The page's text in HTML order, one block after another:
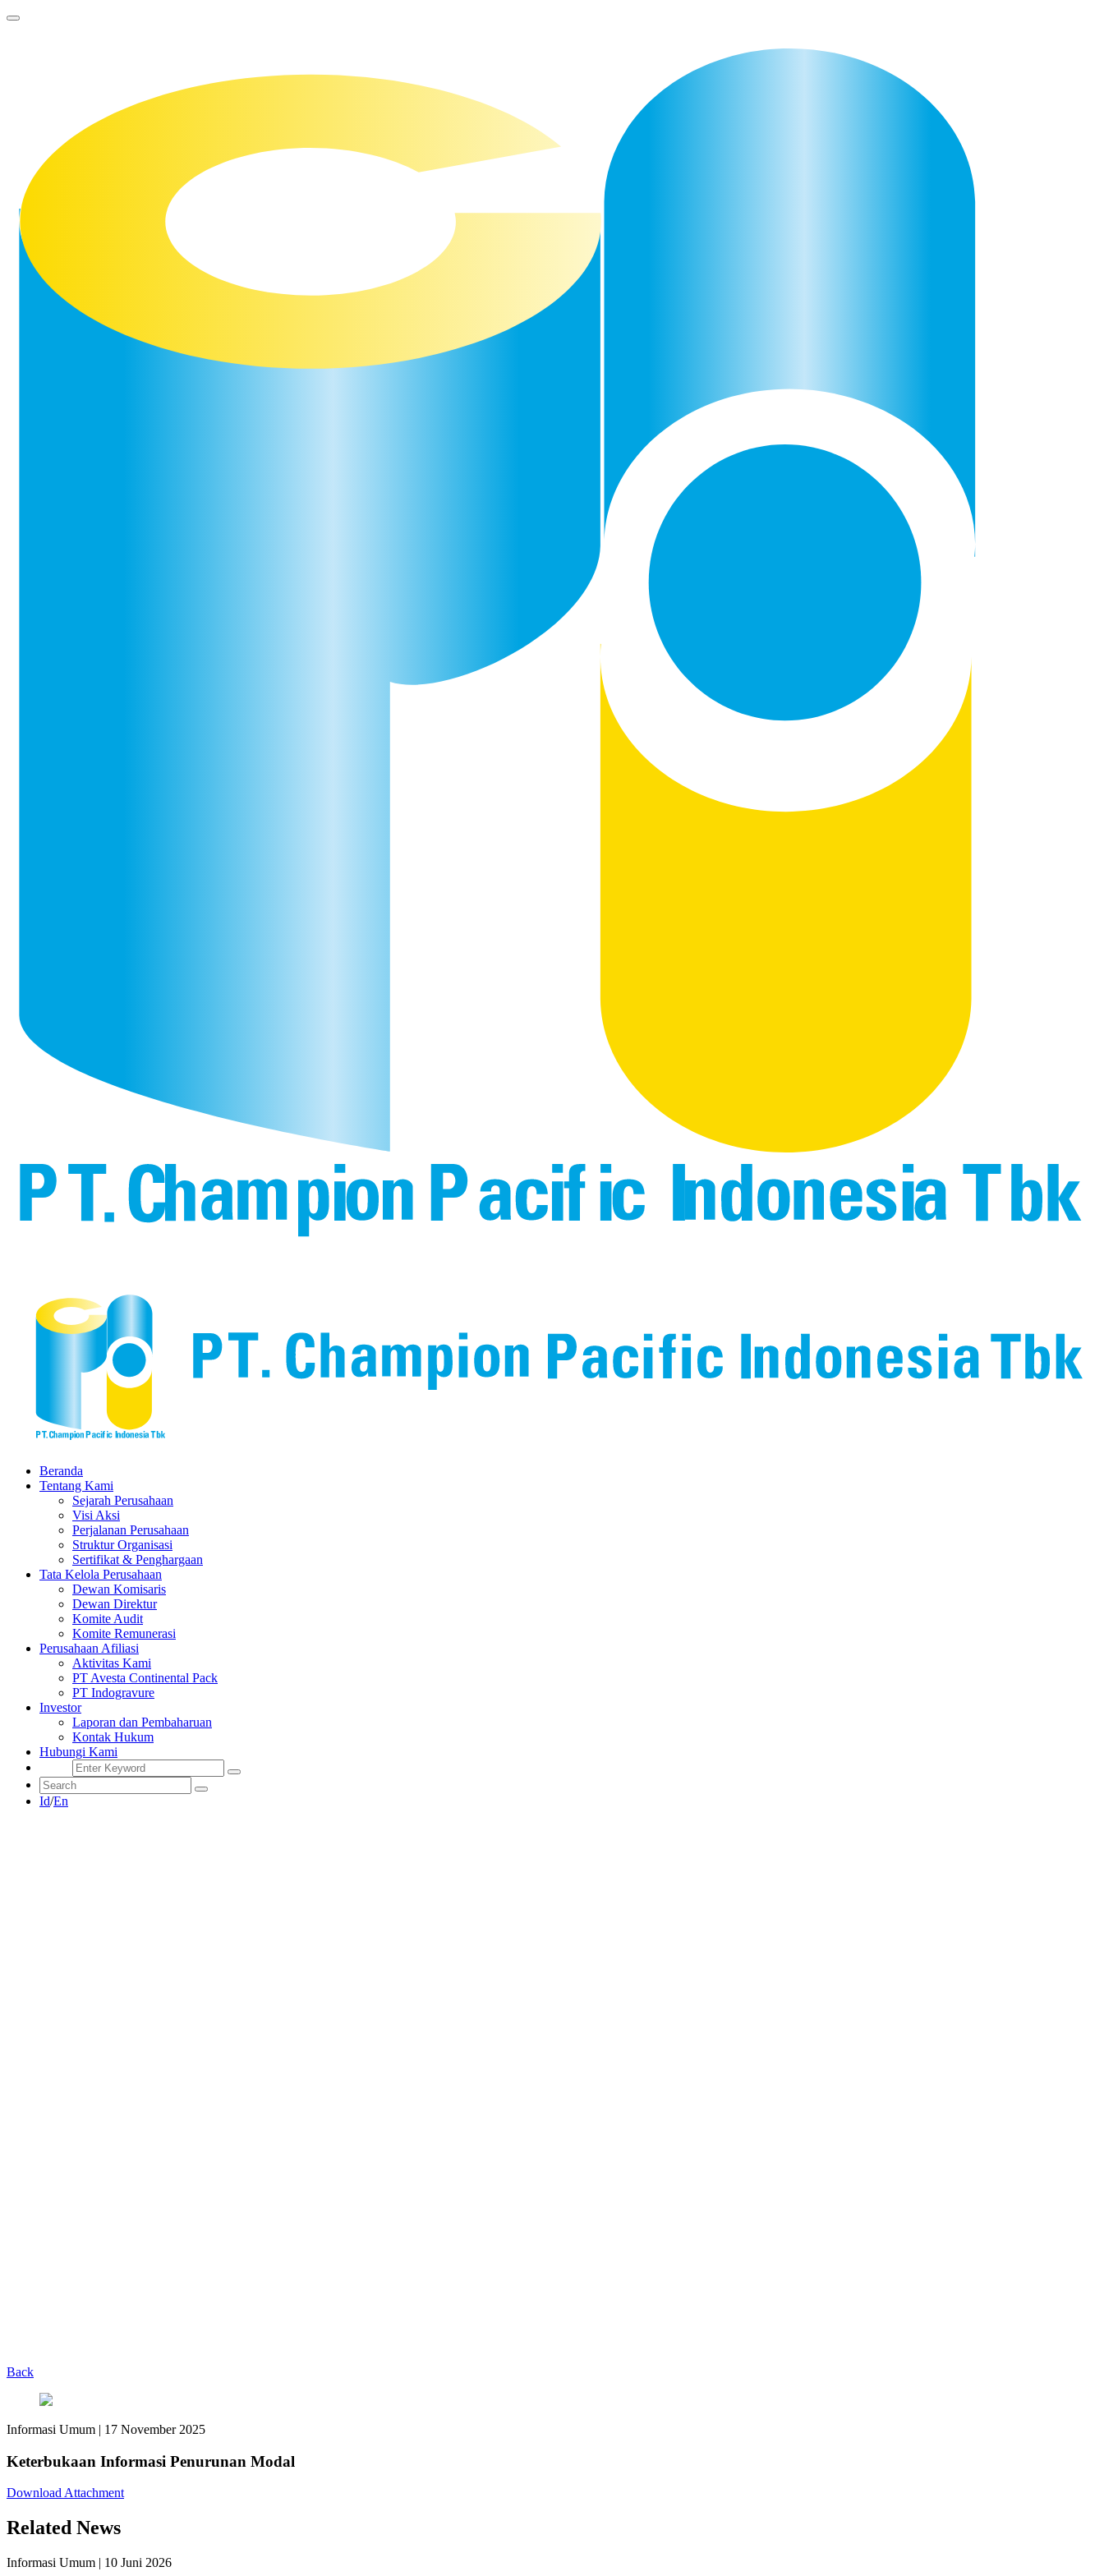
Beranda
Tentang Kami
Sejarah Perusahaan
Visi Aksi
Perjalanan Perusahaan
Struktur Organisasi
Sertifikat & Penghargaan
Tata Kelola Perusahaan
Dewan Komisaris
Dewan Direktur
Komite Audit
Komite Remunerasi
Perusahaan Afiliasi
Aktivitas Kami
PT Avesta Continental Pack
PT Indogravure
Investor
Laporan dan Pembaharuan
Kontak Hukum
Hubungi Kami
Id/En
Back
Informasi Umum | 17 November 2025
Keterbukaan Informasi Penurunan Modal
Download Attachment
Related News
Informasi Umum | 10 Juni 2026